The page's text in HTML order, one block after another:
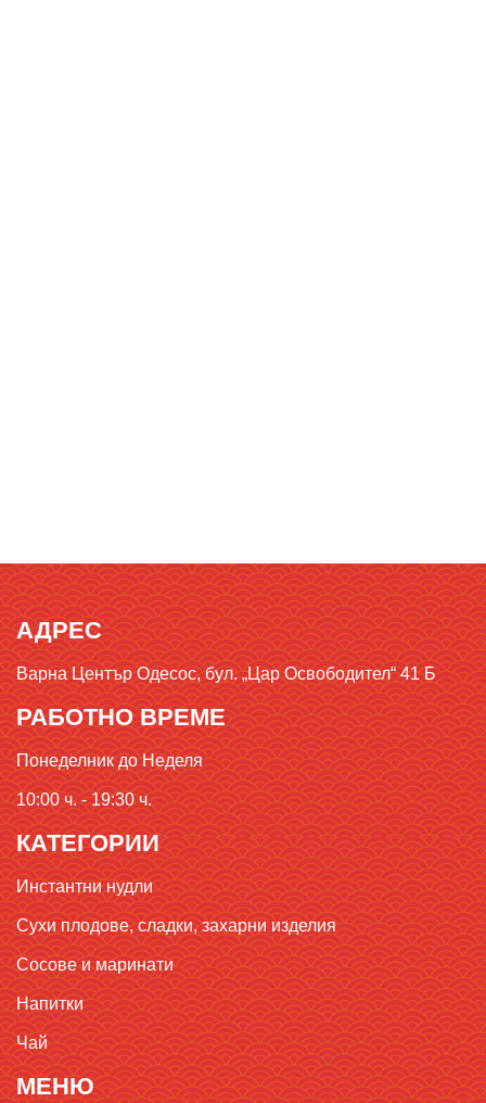
АДРЕС
Варна Център Одесос, бул. „Цар Освободител“ 41 Б
РАБОТНО ВРЕМЕ
Понеделник до Неделя
10:00 ч. - 19:30 ч.
КАТЕГОРИИ
Инстантни нудли
Сухи плодове, сладки, захарни изделия
Сосове и маринати
Напитки
Чай
МЕНЮ